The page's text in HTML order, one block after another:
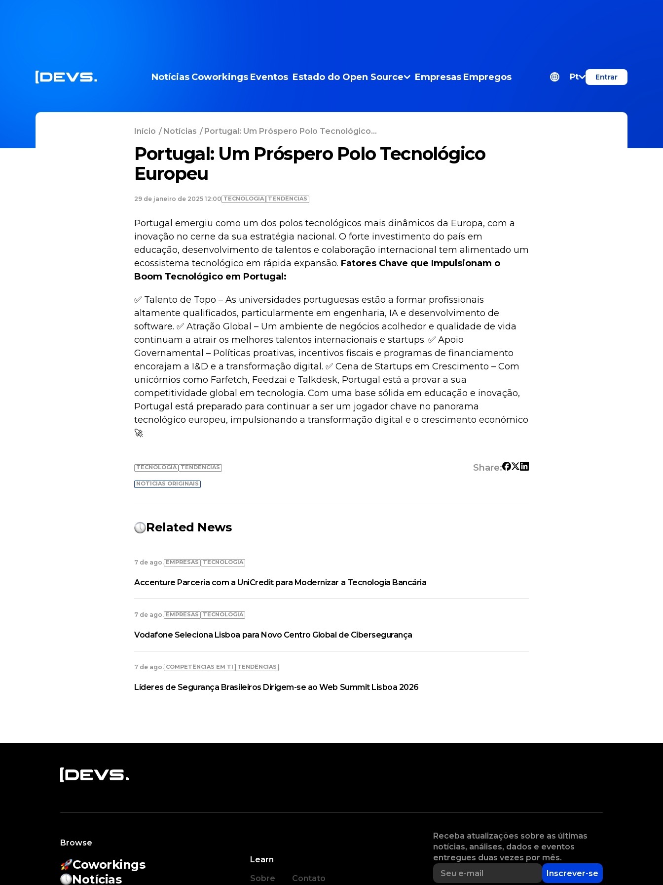
Notícias Coworkings Eventos Estado do Open Source Empresas Empregos Pt Entrar
Início /Notícias / Portugal: Um Próspero Polo Tecnológico...
Portugal: Um Próspero Polo Tecnológico
Europeu
29 de janeiro de 2025 12:00 TECNOLOGIA TENDÊNCIAS
Portugal emergiu como um dos polos tecnológicos mais dinâmicos da Europa, com a
inovação no cerne da sua estratégia nacional. O forte investimento do país em
educação, desenvolvimento de talentos e colaboração internacional tem alimentado um
ecossistema tecnológico em rápida expansão. Fatores Chave que Impulsionam o
Boom Tecnológico em Portugal:
✅ Talento de Topo – As universidades portuguesas estão a formar profissionais
altamente qualificados, particularmente em engenharia, IA e desenvolvimento de
software. ✅ Atração Global – Um ambiente de negócios acolhedor e qualidade de vida
continuam a atrair os melhores talentos internacionais e startups. ✅ Apoio
Governamental – Políticas proativas, incentivos fiscais e programas de financiamento
encorajam a I&D e a transformação digital. ✅ Cena de Startups em Crescimento – Com
unicórnios como Farfetch, Feedzai e Talkdesk, Portugal está a provar a sua
competitividade global em tecnologia. Com uma base sólida em educação e inovação,
Portugal está preparado para continuar a ser um jogador chave no panorama
tecnológico europeu, impulsionando a transformação digital e o crescimento económico
🚀
TECNOLOGIA TENDÊNCIAS Share:
NOTÍCIAS ORIGINAIS
Related News
7 de ago. EMPRESAS TECNOLOGIA
Accenture Parceria com a UniCredit para Modernizar a Tecnologia Bancária
7 de ago. EMPRESAS TECNOLOGIA
Vodafone Seleciona Lisboa para Novo Centro Global de Cibersegurança
7 de ago. COMPETÊNCIAS EM TI TENDÊNCIAS
Líderes de Segurança Brasileiros Dirigem-se ao Web Summit Lisboa 2026
Browse
Coworkings
Notícias
Learn
Sobre
Contato
Receba atualizações sobre as últimas
notícias, análises, dados e eventos
entregues duas vezes por mês.
Inscrever-se